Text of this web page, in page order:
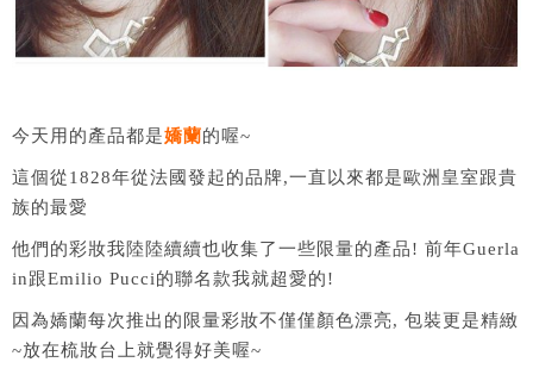
今天用的產品都是嬌蘭的喔~
這個從1828年從法國發起的品牌,一直以來都是歐洲皇室跟貴
族的最愛
他們的彩妝我陸陸續續也收集了一些限量的產品! 前年Guerla
in跟Emilio Pucci的聯名款我就超愛的!
因為嬌蘭每次推出的限量彩妝不僅僅顏色漂亮, 包裝更是精緻
~放在梳妝台上就覺得好美喔~